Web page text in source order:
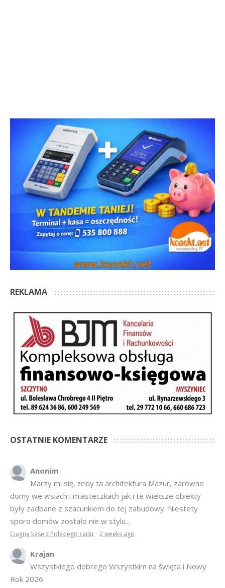
REKLAMA
OSTATNIE KOMENTARZE
Anonim
Marzy mi się, żeby ta architektura Mazur, zarówno
domy we wsiach i miasteczkach jak i te większe obiekty
były zadbane z szacunkiem do tej zabudowy. Niestety
sporo domów zostało nie w stylu...
Ciągną kasę z Polskiego Ładu · 2 weeks ago
Krajan
Wszystkiego dobrego Wszystkim na święta i Nowy
Rok 2026